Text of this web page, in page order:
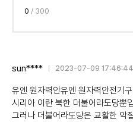
0 / 300
sun**** 2023-07-09 17:46:44
유엔 원자력안유엔 원자력안전기
시리아 이란 북한 더불어라도당뿐
그러나 더불어라도당은 교활한 악